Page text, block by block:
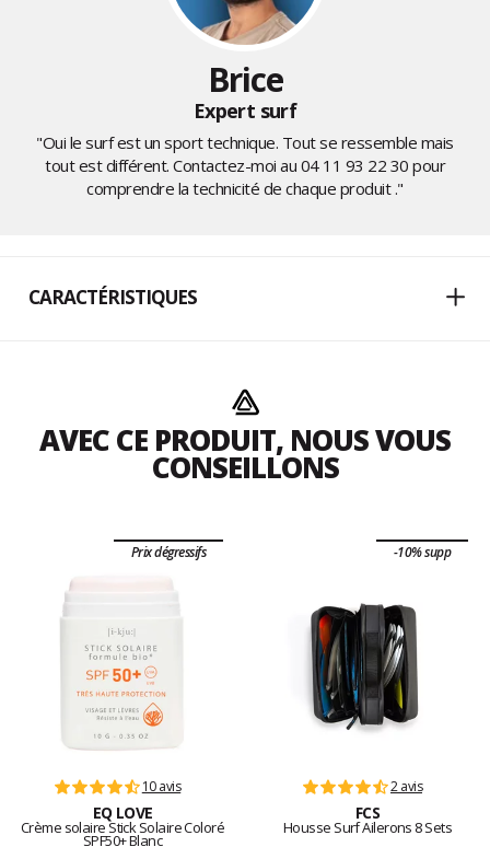
Brice
Expert surf
"Oui le surf est un sport technique. Tout se ressemble mais
tout est différent. Contactez-moi au 04 11 93 22 30 pour
comprendre la technicité de chaque produit ."
CARACTÉRISTIQUES
AVEC CE PRODUIT, NOUS VOUS
CONSEILLONS
Prix dégressifs
10 avis
EQ LOVE
Crème solaire Stick Solaire Coloré
SPF50+ Blanc
-10% supp
2 avis
FCS
Housse Surf Ailerons 8 Sets